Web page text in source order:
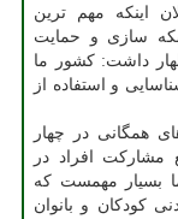
اینکه مهم ترین
سازی و حمایت
داشت: کشور ما
و استفاده از
همگانی در چهار
مشارکت افراد در
بسیار مهمست که
کودکان و بانوان